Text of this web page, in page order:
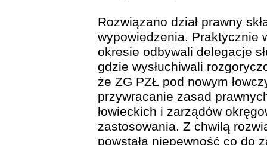
Rozwiązano dział prawny
wypowiedzenia. Praktycznie
okresie odbywali delegacje
gdzie wysłuchiwali
że ZG PZŁ pod nowym
przywracanie zasad
łowieckich i zarządów
zastosowania. Z chwilą
powstała niepewność co do